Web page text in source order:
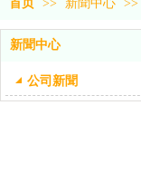
首页 >> 新聞中心 >>
新聞中心
公司新聞